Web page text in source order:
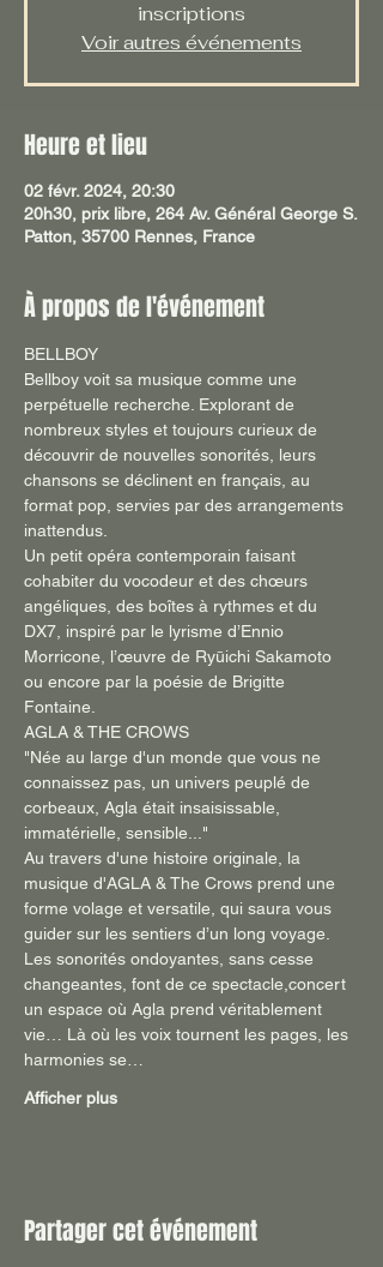
inscriptions
Voir autres événements
Heure et lieu
02 févr. 2024, 20:30
20h30, prix libre, 264 Av. Général George S.
Patton, 35700 Rennes, France
À propos de l'événement
BELLBOY
Bellboy voit sa musique comme une
perpétuelle recherche. Explorant de
nombreux styles et toujours curieux de
découvrir de nouvelles sonorités, leurs
chansons se déclinent en français, au
format pop, servies par des arrangements
inattendus.
Un petit opéra contemporain faisant
cohabiter du vocodeur et des chœurs
angéliques, des boîtes à rythmes et du
DX7, inspiré par le lyrisme d’Ennio
Morricone, l’œuvre de Ryūichi Sakamoto
ou encore par la poésie de Brigitte
Fontaine.
AGLA & THE CROWS
"Née au large d'un monde que vous ne
connaissez pas, un univers peuplé de
corbeaux, Agla était insaisissable,
immatérielle, sensible..."
Au travers d'une histoire originale, la
musique d'AGLA & The Crows prend une
forme volage et versatile, qui saura vous
guider sur les sentiers d’un long voyage.
Les sonorités ondoyantes, sans cesse
changeantes, font de ce spectacle,concert
un espace où Agla prend véritablement
vie… Là où les voix tournent les pages, les
harmonies se…
Afficher plus
Partager cet événement